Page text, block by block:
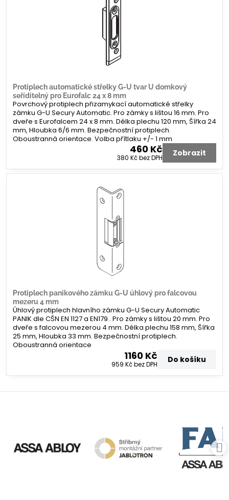
Protiplech automatické střelky G-U tvar U domkový
seříditelný pro Eurofalc 24 x 8 mm
Povrchový protiplech přizamykací automatické střelky
zámku G-U Secury Automatic. Pro zámky s lištou 16 mm. Pro
dveře s Eurofalcem 24 x 8 mm. Délka plechu 120 mm, Šířka 24
mm, Hloubka 6/6 mm. Bezpečnostní protiplech.
Oboustranná orientace. Volba přítlaku +/- 1 mm
460 Kč
380 Kčbez DPH Zobrazit
Protiplech panikového zámku G-U úhlový pro falcovou
mezeru 4 mm
Úhlový protiplech hlavního zámku G-U Secury Automatic
PANIK dle CŠN EN 1127 a EN179 . Pro zámky s lištou 20 mm. Pro
dveře s falcovou mezerou 4 mm. Délka plechu 158 mm, Šířka
25 mm, Hloubka 33 mm. Bezpečnostní protiplech.
Oboustranná orientace
1160 Kč
959 Kčbez DPH Do košíku